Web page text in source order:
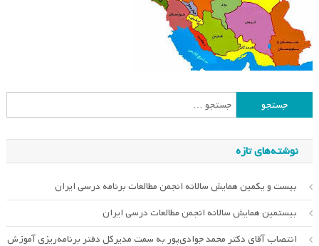
جستجو
برای:
نوشته‌های تازه
بیست و یکمین همایش سالانه انجمن مطالعات برنامه درسی ایران
بیستمین همایش سالانه انجمن مطالعات درسی ایران
انتصاب آقای دکتر محمد جوادی‌پور به سمت مدیرکل دفتر برنامه‌ریزی آموزش